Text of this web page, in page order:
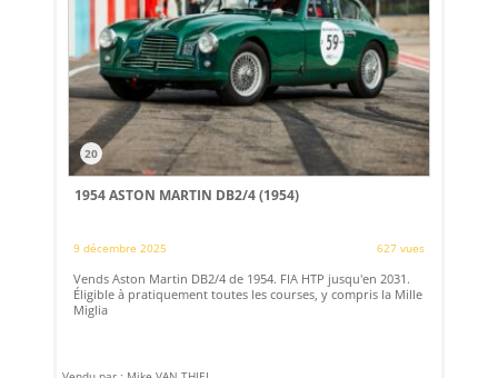
20
1954 ASTON MARTIN DB2/4 (1954)
9 décembre 2025 627 vues
Vends Aston Martin DB2/4 de 1954. FIA HTP jusqu'en 2031.
Éligible à pratiquement toutes les courses, y compris la Mille
Miglia